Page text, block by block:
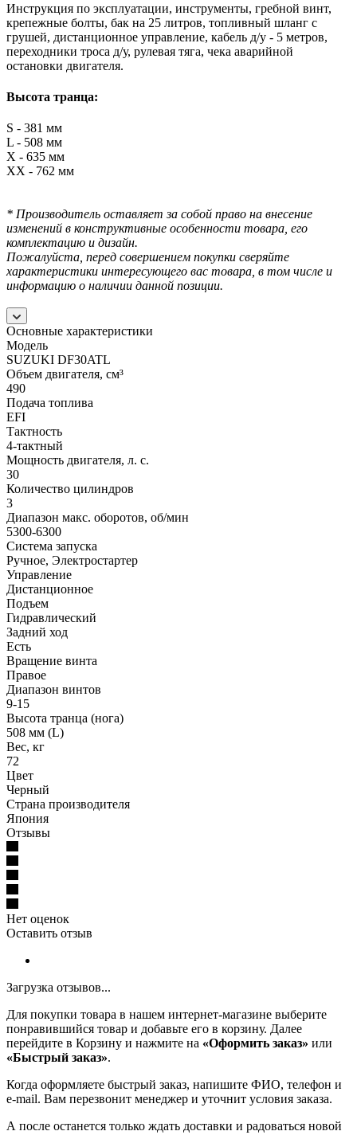
Инструкция по эксплуатации, инструменты, гребной винт,
крепежные болты, бак на 25 литров, топливный шланг с
грушей, дистанционное управление, кабель д/у - 5 метров,
переходники троса д/у, рулевая тяга, чека аварийной
остановки двигателя.
Высота транца:
S - 381 мм
L - 508 мм
X - 635 мм
XX - 762 мм
* Производитель оставляет за собой право на внесение
изменений в конструктивные особенности товара, его
комплектацию и дизайн.
Пожалуйста, перед совершением покупки сверяйте
характеристики интересующего вас товара, в том числе и
информацию о наличии данной позиции.
Основные характеристики
Модель
SUZUKI DF30ATL
Объем двигателя, см³
490
Подача топлива
EFI
Тактность
4-тактный
Мощность двигателя, л. с.
30
Количество цилиндров
3
Диапазон макс. оборотов, об/мин
5300-6300
Система запуска
Ручное, Электростартер
Управление
Дистанционное
Подъем
Гидравлический
Задний ход
Есть
Вращение винта
Правое
Диапазон винтов
9-15
Высота транца (нога)
508 мм (L)
Вес, кг
72
Цвет
Черный
Страна производителя
Япония
Отзывы
Нет оценок
Оставить отзыв
Загрузка отзывов...
Для покупки товара в нашем интернет-магазине выберите
понравившийся товар и добавьте его в корзину. Далее
перейдите в Корзину и нажмите на «Оформить заказ» или
«Быстрый заказ».
Когда оформляете быстрый заказ, напишите ФИО, телефон и
e-mail. Вам перезвонит менеджер и уточнит условия заказа.
А после останется только ждать доставки и радоваться новой